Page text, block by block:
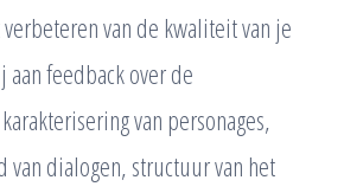
van de kwaliteit van je
feedback over de
van personages,
van dialogen, structuur van het